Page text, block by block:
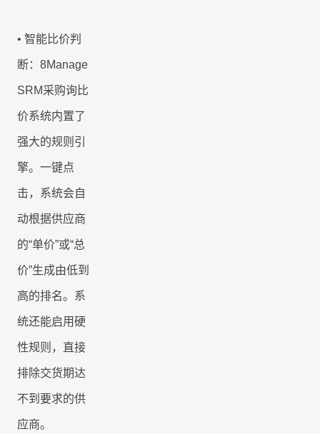
• 智能比价判
断： 8Manage
SRM采购询比
价系统内置了
强大的规则引
擎。一键点
击，系统会自
动根据供应商
的“单价”或“总
价”生成由低到
高的排名。系
统还能启用硬
性规则，直接
排除交货期达
不到要求的供
应商。